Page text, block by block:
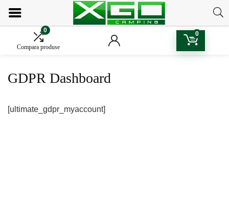
0
Compara produse
0
GDPR Dashboard
[ultimate_gdpr_myaccount]